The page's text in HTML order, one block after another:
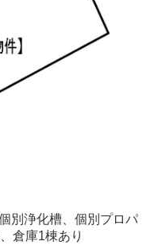
別浄化槽、個別プロパ
倉庫1棟あり